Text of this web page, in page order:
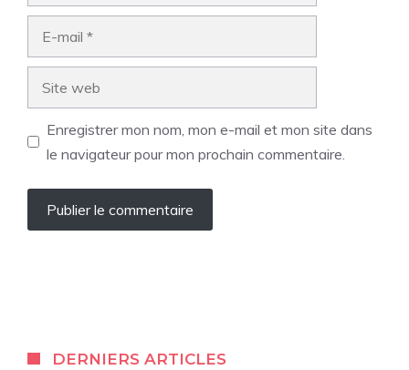
Enregistrer mon nom, mon e-mail et mon site dans
le navigateur pour mon prochain commentaire.
DERNIERS ARTICLES